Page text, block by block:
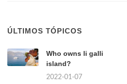
ÚLTIMOS TÓPICOS
Who owns li galli
island?
2022-01-07